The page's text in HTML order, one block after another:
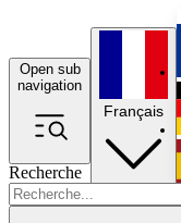
Open sub
navigation
Recherche
Français